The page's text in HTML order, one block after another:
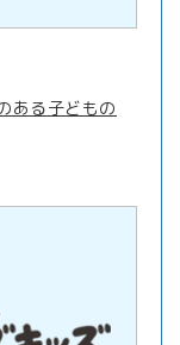
ある子どもの